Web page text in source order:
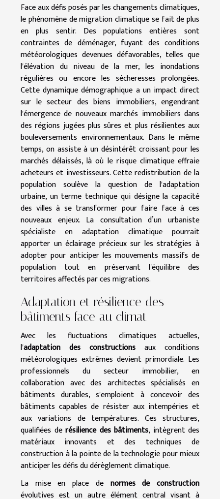
Face aux défis posés par les changements climatiques,
le phénomène de migration climatique se fait de plus
en plus sentir. Des populations entières sont
contraintes de déménager, fuyant des conditions
météorologiques devenues défavorables, telles que
l'élévation du niveau de la mer, les inondations
régulières ou encore les sécheresses prolongées.
Cette dynamique démographique a un impact direct
sur le secteur des biens immobiliers, engendrant
l'émergence de nouveaux marchés immobiliers dans
des régions jugées plus sûres et plus résilientes aux
bouleversements environnementaux. Dans le même
temps, on assiste à un désintérêt croissant pour les
marchés délaissés, là où le risque climatique effraie
acheteurs et investisseurs. Cette redistribution de la
population soulève la question de l'adaptation
urbaine, un terme technique qui désigne la capacité
des villes à se transformer pour faire face à ces
nouveaux enjeux. La consultation d’un urbaniste
spécialiste en adaptation climatique pourrait
apporter un éclairage précieux sur les stratégies à
adopter pour anticiper les mouvements massifs de
population tout en préservant l'équilibre des
territoires affectés par ces migrations.
Adaptation et résilience des
bâtiments face au climat
Avec les fluctuations climatiques actuelles,
l'adaptation des constructions aux conditions
météorologiques extrêmes devient primordiale. Les
professionnels du secteur immobilier, en
collaboration avec des architectes spécialisés en
bâtiments durables, s'emploient à concevoir des
bâtiments capables de résister aux intempéries et
aux variations de températures. Ces structures,
qualifiées de résilience des bâtiments, intègrent des
matériaux innovants et des techniques de
construction à la pointe de la technologie pour mieux
anticiper les défis du dérèglement climatique.
La mise en place de normes de construction
évolutives est un autre élément central visant à